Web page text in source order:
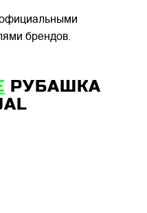
официальными
брендов.
РУБАШКА